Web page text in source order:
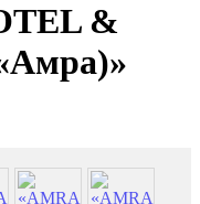
&